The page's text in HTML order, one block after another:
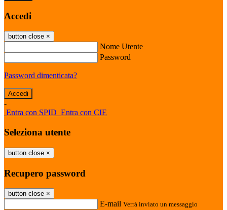
Accedi
button close ×
Nome Utente
Password
Password dimenticata?
-
Entra con SPID Entra con CIE
Seleziona utente
button close ×
Recupero password
button close ×
E-mail Verrà inviato un messaggio